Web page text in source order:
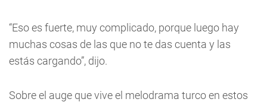
“Eso es fuerte, muy complicado, porque luego hay
muchas cosas de las que no te das cuenta y las
estás cargando”, dijo.
Sobre el auge que vive el melodrama turco en estos